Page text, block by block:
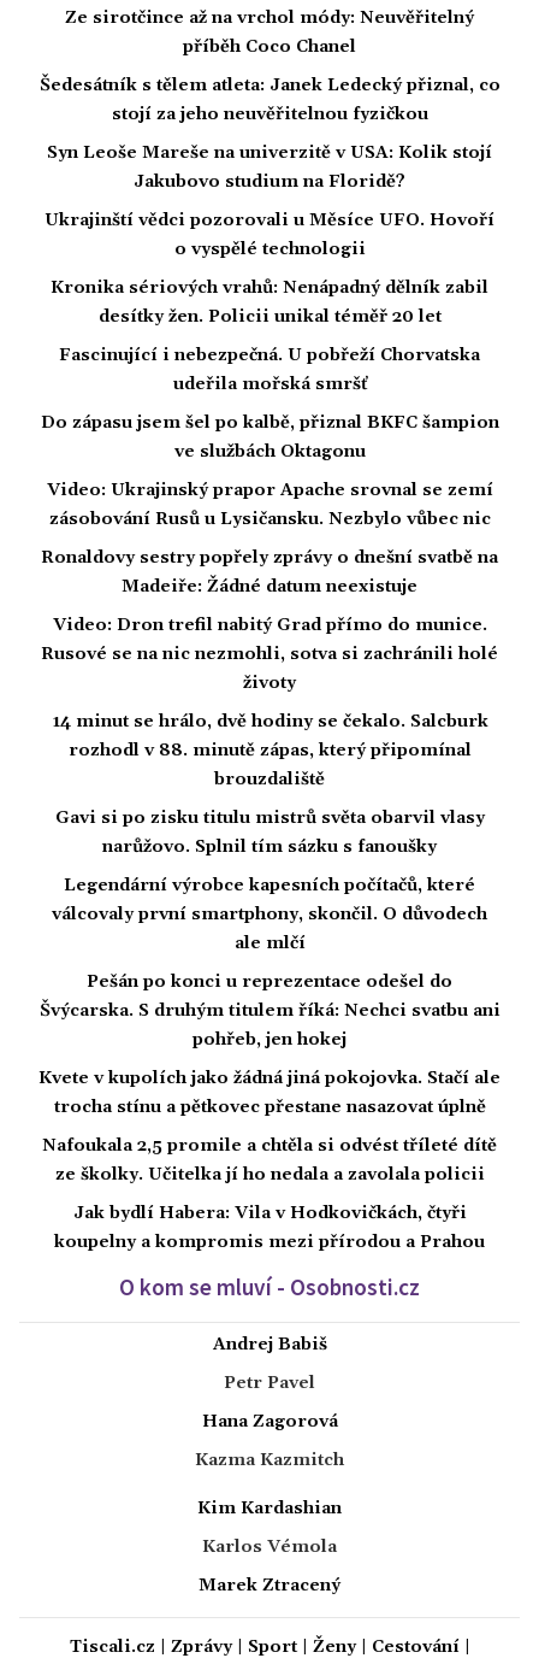
Ze sirotčince až na vrchol módy: Neuvěřitelný
příběh Coco Chanel
Šedesátník s tělem atleta: Janek Ledecký přiznal, co
stojí za jeho neuvěřitelnou fyzičkou
Syn Leoše Mareše na univerzitě v USA: Kolik stojí
Jakubovo studium na Floridě?
Ukrajinští vědci pozorovali u Měsíce UFO. Hovoří
o vyspělé technologii
Kronika sériových vrahů: Nenápadný dělník zabil
desítky žen. Policii unikal téměř 20 let
Fascinující i nebezpečná. U pobřeží Chorvatska
udeřila mořská smršť
Do zápasu jsem šel po kalbě, přiznal BKFC šampion
ve službách Oktagonu
Video: Ukrajinský prapor Apache srovnal se zemí
zásobování Rusů u Lysičansku. Nezbylo vůbec nic
Ronaldovy sestry popřely zprávy o dnešní svatbě na
Madeiře: Žádné datum neexistuje
Video: Dron trefil nabitý Grad přímo do munice.
Rusové se na nic nezmohli, sotva si zachránili holé
životy
14 minut se hrálo, dvě hodiny se čekalo. Salcburk
rozhodl v 88. minutě zápas, který připomínal
brouzdaliště
Gavi si po zisku titulu mistrů světa obarvil vlasy
narůžovo. Splnil tím sázku s fanoušky
Legendární výrobce kapesních počítačů, které
válcovaly první smartphony, skončil. O důvodech
ale mlčí
Pešán po konci u reprezentace odešel do
Švýcarska. S druhým titulem říká: Nechci svatbu ani
pohřeb, jen hokej
Kvete v kupolích jako žádná jiná pokojovka. Stačí ale
trocha stínu a pětkovec přestane nasazovat úplně
Nafoukala 2,5 promile a chtěla si odvést tříleté dítě
ze školky. Učitelka jí ho nedala a zavolala policii
Jak bydlí Habera: Vila v Hodkovičkách, čtyři
koupelny a kompromis mezi přírodou a Prahou
O kom se mluví - Osobnosti.cz
Andrej Babiš
Petr Pavel
Hana Zagorová
Kazma Kazmitch
Kim Kardashian
Karlos Vémola
Marek Ztracený
Tiscali.cz Zprávy| Sport| Ženy| Cestování|